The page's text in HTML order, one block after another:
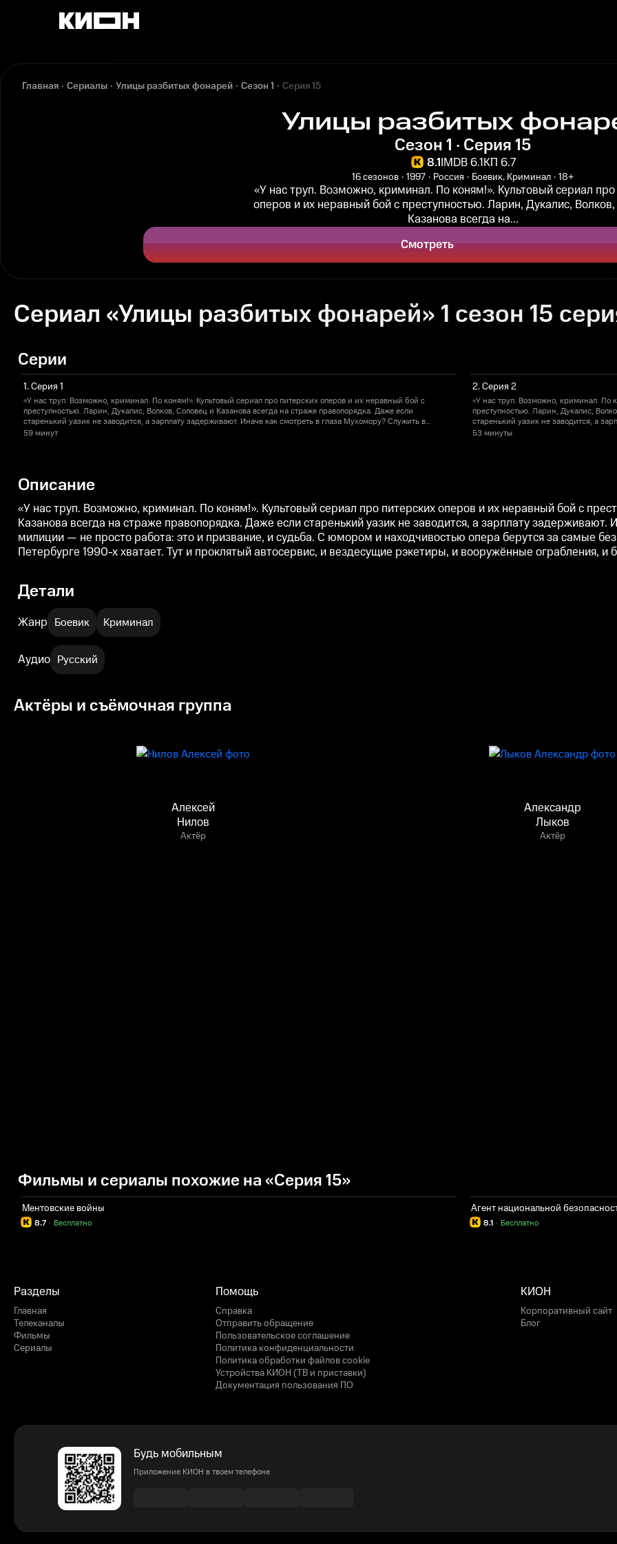
Главная Сериалы Улицы разбитых фонарей Сезон 1 Серия 15
Улицы разбитых
Сезон 1 · Серия 15
8.1IMDB 6.1КП 6.7
16 сезонов 1997 Россия Боевик, Криминал 18+
«У нас труп. Возможно, криминал. По коням!». Культовый сериал про
оперов и их неравный бой с преступностью. Ларин, Дукалис,
Казанова всегда на...
Смотреть
Сериал «Улицы разбитых фонарей» 1 сезон 15
Серии
1. Серия 1
«У нас труп. Возможно, криминал. По коням!». Культовый сериал про питерских оперов и их неравный бой с
преступностью. Ларин, Дукалис, Волков, Соловец и Казанова всегда на страже правопорядка. Даже если
старенький уазик не заводится, а зарплату задерживают. Иначе как смотреть в глаза Мухомору? Служить в
милиции — не просто работа: это и призвание, и судьба. C юмором и находчивостью опера берутся за самые
59 минут
2. Серия 2
«У нас труп. Возможно, криминал. По
преступностью. Ларин, Дукалис,
старенький уазик не заводится, а
милиции — не просто работа: это и
53 минуты
Описание
«У нас труп. Возможно, криминал. По коням!». Культовый сериал про питерских оперов и их неравный бой с
Казанова всегда на страже правопорядка. Даже если старенький уазик не заводится, а зарплату
милиции — не просто работа: это и призвание, и судьба. C юмором и находчивостью опера берутся за самые
Петербурге 1990-х хватает. Тут и проклятый автосервис, и вездесущие рэкетиры, и вооружённые ограбления, и
Детали
Жанр Боевик Криминал
Аудио Русский
Актёры и съёмочная группа
Алексей
Нилов
Актёр
Александр
Лыков
Актёр
Фильмы и сериалы похожие на «Серия 15»
Ментовские войны
8.7 Бесплатно
·
Агент национальной
8.1 Бесплатно
·
Разделы
Главная
Телеканалы
Фильмы
Сериалы
Помощь
Справка
Отправить обращение
Пользовательское соглашение
Политика конфиденциальности
Политика обработки файлов cookie
Устройства КИОН (ТВ и приставки)
Документация пользования ПО
КИОН
Корпоративный сайт
Блог
Будь мобильным
Приложение КИОН в твоем телефоне